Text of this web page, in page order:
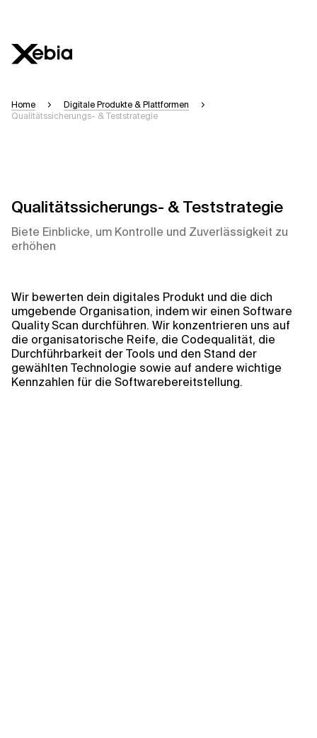
Antwort
Home
Digitale Produkte & Plattformen
Qualitätssicherungs- & Teststrategie
Qualitätssicherungs- & Teststrategie
Biete Einblicke, um Kontrolle und Zuverlässigkeit zu
erhöhen
Wir bewerten dein digitales Produkt und die dich
umgebende Organisation, indem wir einen Software
Quality Scan durchführen. Wir konzentrieren uns auf
die organisatorische Reife, die Codequalität, die
Durchführbarkeit der Tools und den Stand der
gewählten Technologie sowie auf andere wichtige
Kennzahlen für die Softwarebereitstellung.